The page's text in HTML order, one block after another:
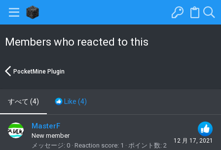
Members who reacted to this
PocketMine Plugin
すべて (4) Like (4)
12 月 17, 2021
MasterF
New member
メッセージ 0 Reaction score 1 ポイント数 2